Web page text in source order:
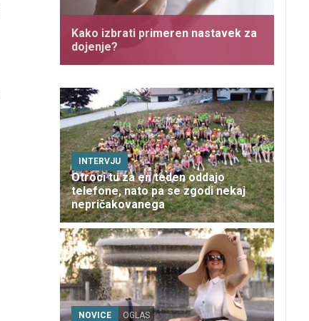
Kako izbrati primeren nastavek za
dojenje?
INTERVJU
Otroci tu za en teden oddajo
telefone, nato pa se zgodi nekaj
nepričakovanega
NOVICE OGLAS